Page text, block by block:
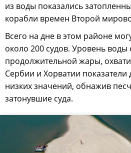
из воды показались
корабли времен Второй
Всего на дне в этом районе
около 200 судов. Уровень
продолжительной жары,
Сербии и Хорватии показатели
низких значений, обнажив
затонувшие суда.